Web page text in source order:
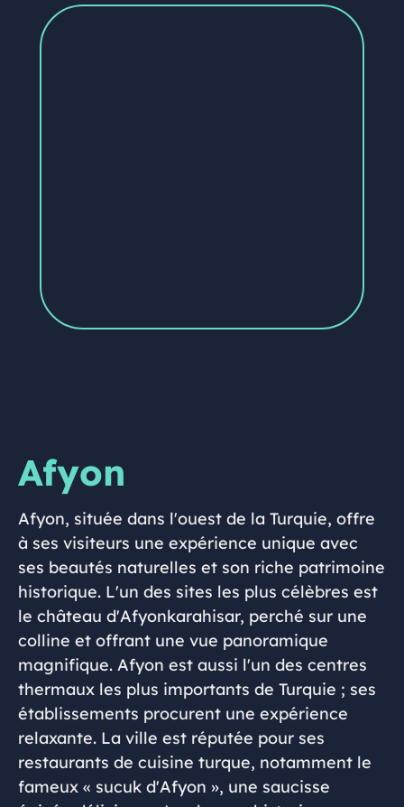
Afyon
Afyon, située dans l'ouest de la Turquie, offre
à ses visiteurs une expérience unique avec
ses beautés naturelles et son riche patrimoine
historique. L'un des sites les plus célèbres est
le château d'Afyonkarahisar, perché sur une
colline et offrant une vue panoramique
magnifique. Afyon est aussi l'un des centres
thermaux les plus importants de Turquie ; ses
établissements procurent une expérience
relaxante. La ville est réputée pour ses
restaurants de cuisine turque, notamment le
fameux « sucuk d'Afyon », une saucisse